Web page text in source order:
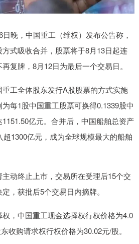
晚，中国重工（维权）发布公告称，
式吸收合并，股票将于8月13日起连
复牌，8月12日为最后一个交易日。
工全体股东发行A股股票的方式实施
每1股中国重工股票可换得0.1339股中
亿元。合并后，中国船舶总资产
1300亿元，成为全球规模最大的船舶
动终止上市，交易所在受理后15个交
，获批后5个交易日内摘牌。
，中国重工现金选择权行权价格为4.0
收购请求权行权价格为30.02元/股。